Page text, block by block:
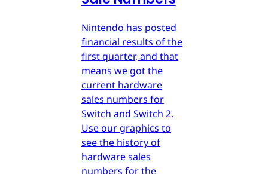
Nintendo has posted
financial results of the
first quarter, and that
means we got the
current hardware
sales numbers for
Switch and Switch 2.
Use our graphics to
see the history of
hardware sales
numbers for the